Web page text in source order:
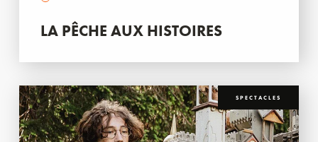
LA PÊCHE AUX HISTOIRES
SPECTACLES